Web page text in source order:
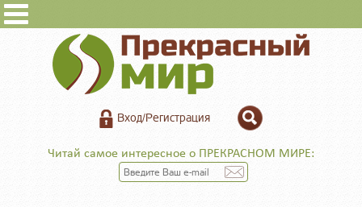
Вход/Регистрация
Читай самое интересное о ПРЕКРАСНОМ МИРЕ: